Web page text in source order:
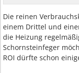
Die reinen
einem Drittel und
die Heizung
Schornsteinfeger
ROI dürfte schon